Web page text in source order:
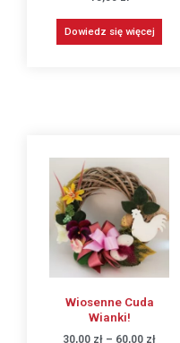
Dowiedz się więcej
Wiosenne Cuda
Wianki!
30,00 zł – 60,00 zł